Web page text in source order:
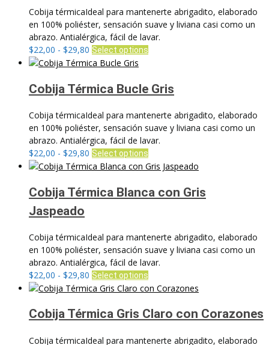
Cobija térmicaIdeal para mantenerte abrigadito, elaborado
en 100% poliéster, sensación suave y liviana casi como un
abrazo. Antialérgica, fácil de lavar.
$22,00 - $29,80 Rango
de
desde
hasta
$29,80
Select options
múltiples
Las
opciones
se
pueden
elegir
la
página
Cobija Térmica Bucle Gris
Cobija térmicaIdeal para mantenerte abrigadito, elaborado
en 100% poliéster, sensación suave y liviana casi como un
abrazo. Antialérgica, fácil de lavar.
$22,00 - $29,80 Rango
de
desde
$22,00
Select optionsEste
producto
múltiples
variantes.
se
pueden
elegir
en
la
de
Cobija Térmica Blanca con Gris
Jaspeado
Cobija térmicaIdeal para mantenerte abrigadito, elaborado
en 100% poliéster, sensación suave y liviana casi como un
abrazo. Antialérgica, fácil de lavar.
$22,00 - $29,80 Rango
de
desde
hasta
Select optionsEste
producto
múltiples
Las
Cobija Térmica Gris Claro con Corazones
Cobija térmicaIdeal para mantenerte abrigadito, elaborado